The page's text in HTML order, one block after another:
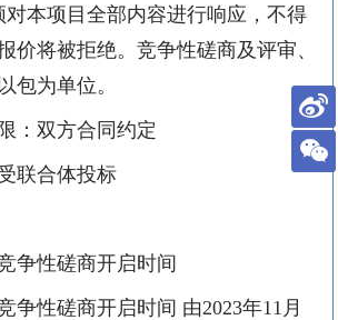
对本项目全部内容进行响应，不得
价将被拒绝。竞争性磋商及评审、
包为单位。
：双方合同约定
联合体投标
争性磋商开启时间
争性磋商开启时间 由2023年11月